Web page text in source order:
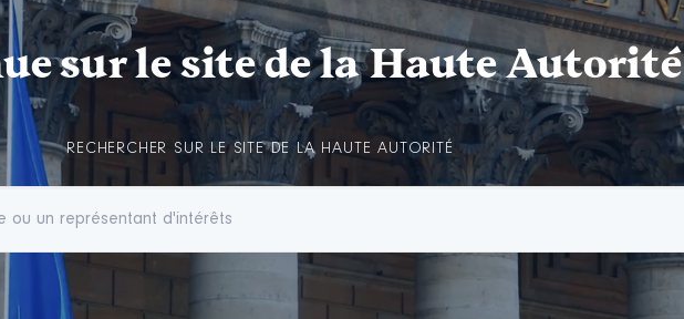
sur le sitede la Haute Autorité
RECHERCHER SUR LE SITE DE LA HAUTE AUTORITÉ